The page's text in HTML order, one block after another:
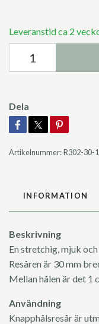
Leveranstid ca 2
Dela
Artikelnummer:R302-30-
INFORMATION
Beskrivning
En stretchig, mjuk
Resåren är 30 mm
Mellan hålen är det 1
Användning
Knapphålsresår är